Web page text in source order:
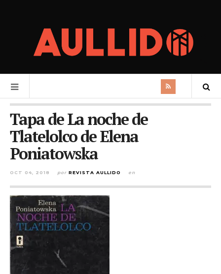
Tapa de La noche de
Tlatelolco de Elena
Poniatowska
OCT 04, 2018 por REVISTA AULLIDO en